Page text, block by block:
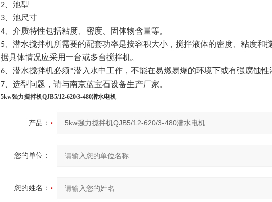
2、池型
3、池尺寸
4、介质特性包括粘度、密度、固体物含量等。
5、潜水搅拌机所需要的配套功率是按容积大小，搅拌液体的密度、粘度和
据具体情况应采用一台或多台搅拌机。
6、潜水搅拌机必须*潜入水中工作，不能在易燃易爆的环境下或有强腐蚀性
7、选型问题，请与南京蓝宝石设备生产厂家。
5kw强力搅拌机QJB5/12-620/3-480潜水电机
产品：
您的单位：
您的姓名：